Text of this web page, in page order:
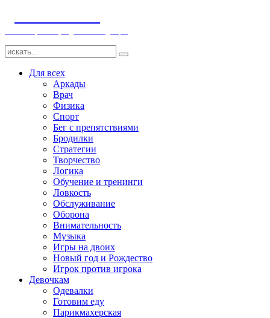
Для всех
Аркады
Врач
Физика
Спорт
Бег с препятствиями
Бродилки
Стратегии
Творчество
Логика
Обучение и тренинги
Ловкость
Обслуживание
Оборона
Внимательность
Музыка
Игры на двоих
Новый год и Рождество
Игрок против игрока
Девочкам
Одевалки
Готовим еду
Парикмахерская